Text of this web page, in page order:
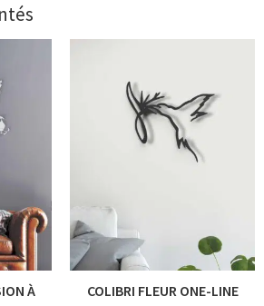
À
COLIBRI FLEUR ONE-LINE